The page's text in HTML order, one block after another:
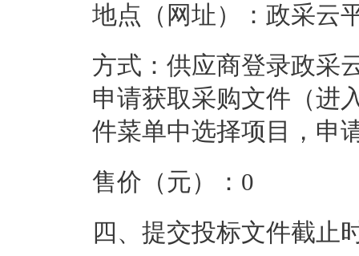
地点（网址）： 政采云
方式： 供应商登录政采
申请获取采购文件（进
件菜单中选择项目，申
售价（元）： 0
四、提交投标文件截止